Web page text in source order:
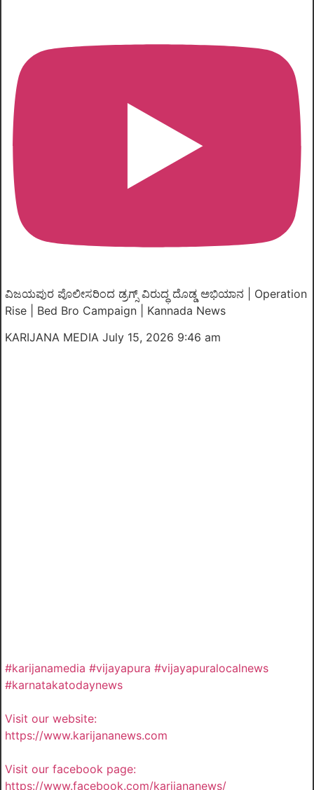
ವಿಜಯಪುರ ಪೊಲೀಸರಿಂದ ಡ್ರಗ್ಸ್ ವಿರುದ್ಧ ದೊಡ್ಡ ಅಭಿಯಾನ | Operation
Rise | Bed Bro Campaign | Kannada News
KARIJANA MEDIA July 15, 2026 9:46 am
#karijanamedia #vijayapura #vijayapuralocalnews
#karnatakatodaynews
Visit our website:
https://www.karijananews.com
Visit our facebook page:
https://www.facebook.com/karijananews/